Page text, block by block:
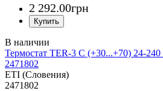
2 292.00грн
Термостат TER-3 С (+30...+70) 24-
2471802
ETI (Словения)
2471802